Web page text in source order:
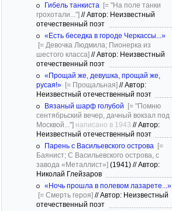
Гибель танкиста [= "На поле танки
грохотали..."] //Автор: Неизвестный
отечественный поэт
«Есть беседка в городе Черкассы...»
[= Девочка Людмила; Пионерка из
шестого класса] //Автор: Неизвестный
отечественный поэт
«Прощай же, девушка, прощай же,
русая!» [= Прощальная] //Автор:
Неизвестный отечественный поэт
Вязаный шарф голубой [= "Помню
сентябрьский вечер, дачный вокзал под
Москвой..."] написано в 1943 //Автор:
Неизвестный отечественный поэт
Парень с Васильевского острова [=
Баянист; С Васильевского острова, с
завода «Металлист»] (1941) //Автор:
Николай Глейзаров
«Ночь прошла в полевом лазарете...»
[= Смерть героя] //Автор: Неизвестный
отечественный поэт